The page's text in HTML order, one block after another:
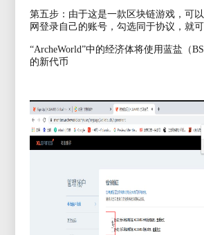
第五步：由于这是一款区块链游戏，可
网登录自己的账号，勾选同于协议，就
“ArcheWorld”中的经济体将使用蓝盐（
的新代币